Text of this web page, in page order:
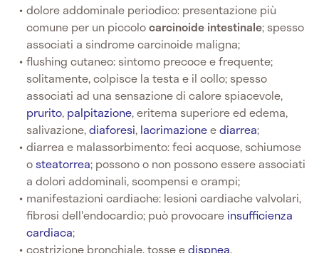
dolore addominale periodico: presentazione più
comune per un piccolocarcinoide intestinale; spesso
associati a sindrome carcinoide maligna;
flushing cutaneo: sintomo precoce e frequente;
solitamente, colpisce la testa e il collo; spesso
associati ad una sensazione di calore spiacevole,
prurito, palpitazione, eritema superiore ed edema,
salivazione,diaforesi, lacrimazioneediarrea;
diarrea e malassorbimento: feci acquose, schiumose
osteatorrea; possono o non possono essere associati
a dolori addominali, scompensi e crampi;
manifestazioni cardiache: lesioni cardiache valvolari,
fibrosi dell'endocardio; può provocare insufficienza
cardiaca;
costrizione bronchiale, tosse edispnea.